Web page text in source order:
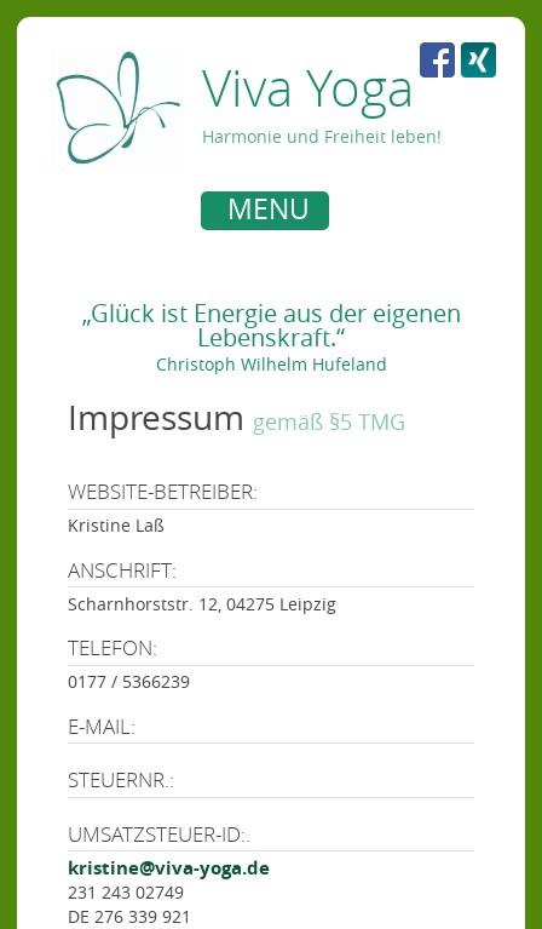
Viva Yoga
Harmonie und Freiheit leben!
MENU
„Glück ist Energie aus der eigenen
Lebenskraft.“
Christoph Wilhelm Hufeland
Impressum gemäß §5 TMG
WEBSITE-BETREIBER:
Kristine Laß
ANSCHRIFT:
Scharnhorststr. 12, 04275 Leipzig
TELEFON:
0177 / 5366239
E-MAIL:
STEUERNR.:
UMSATZSTEUER-ID:.
kristine@viva-yoga.de
231 243 02749
DE 276 339 921